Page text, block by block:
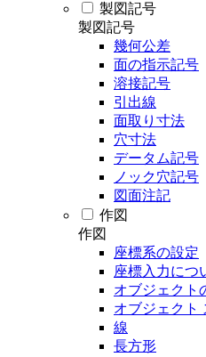
製図記号
製図記号
幾何公差
面の指示記号
溶接記号
引出線
面取り寸法
穴寸法
データム記号
ノック穴記号
図面注記
作図
作図
座標系の設定
座標入力につ
オブジェクト
オブジェクト
線
長方形